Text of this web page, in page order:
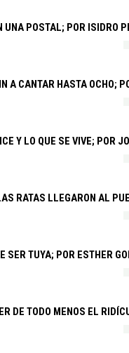
UNA POSTAL; POR ISIDRO
A CANTAR HASTA OCHO;
Y LO QUE SE VIVE; POR
RATAS LLEGARON AL
SER TUYA; POR ESTHER
DE TODO MENOS EL